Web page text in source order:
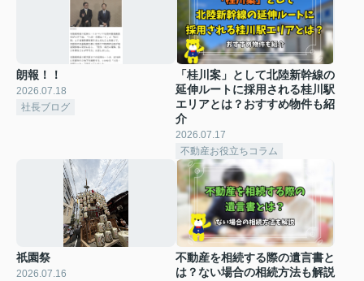
朗報！！
2026.07.18
社長ブログ
「桂川案」として北陸新幹線の
延伸ルートに採用される桂川駅
エリアとは？おすすめ物件も紹
介
2026.07.17
不動産お役立ちコラム
祇園祭
2026.07.16
不動産を相続する際の遺言書と
は？ない場合の相続方法も解説